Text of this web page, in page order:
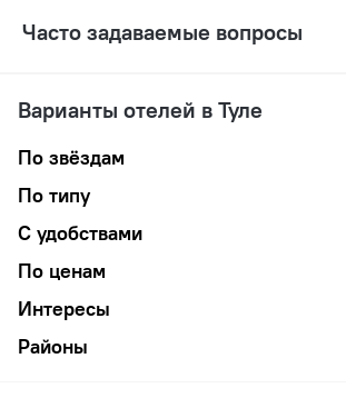
Часто задаваемые вопросы
Варианты отелей в Туле
По звёздам
По типу
С удобствами
По ценам
Интересы
Районы